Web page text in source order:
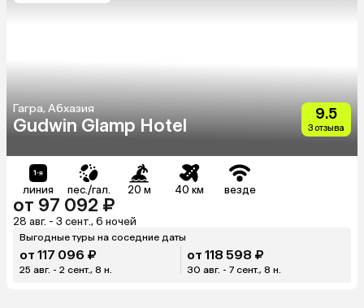
Гагра, Абхазия
Gudwin Glamp Hotel
9.5
3 отзыва
линия пес./гал. 20 м 40 км везде
от 97 092 ₽
28 авг. - 3 сент., 6 ночей
Выгодные туры на соседние даты
от 117 096 ₽
25 авг. - 2 сент., 8 н.
от 118 598 ₽
30 авг. - 7 сент., 8 н.